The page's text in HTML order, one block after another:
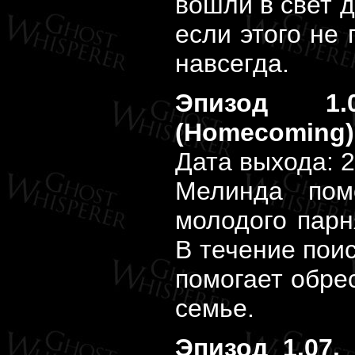
если этого не
навсегда.
Эпизод
(Homecoming)
Дата выхода:
Мелинда
молодого
В течение
помогает
семье.
Эпизод